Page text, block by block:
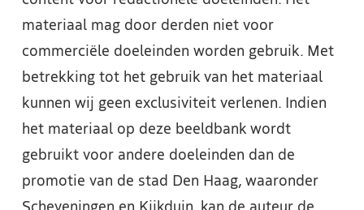
materiaal mag door derden niet voor
commerciële doeleinden worden gebruik. Met
betrekking tot het gebruik van het materiaal
kunnen wij geen exclusiviteit verlenen. Indien
het materiaal op deze beeldbank wordt
gebruikt voor andere doeleinden dan de
promotie van de stad Den Haag, waaronder